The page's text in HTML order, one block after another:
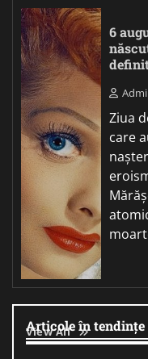
6
Ziua
care
Articole în tendințe
View All